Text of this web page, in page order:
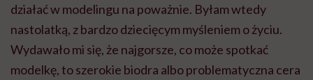
działać w modelingu na poważnie. Byłam wtedy
nastolatką, z bardzo dziecięcym myśleniem o życiu.
Wydawało mi się, że najgorsze, co może spotkać
modelkę, to szerokie biodra albo problematyczna cera